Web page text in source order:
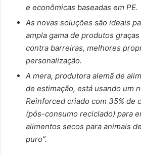
e econômicas baseadas em PE.
As novas soluções são ideais
ampla gama de produtos
contra barreiras, melhores
personalização.
A mera, produtora alemã de
de estimação, está usando um
Reinforced criado com 35% de
(pós-consumo reciclado) para
alimentos secos para animais
puro”.